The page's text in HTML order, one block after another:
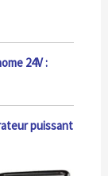
24V :
puissant